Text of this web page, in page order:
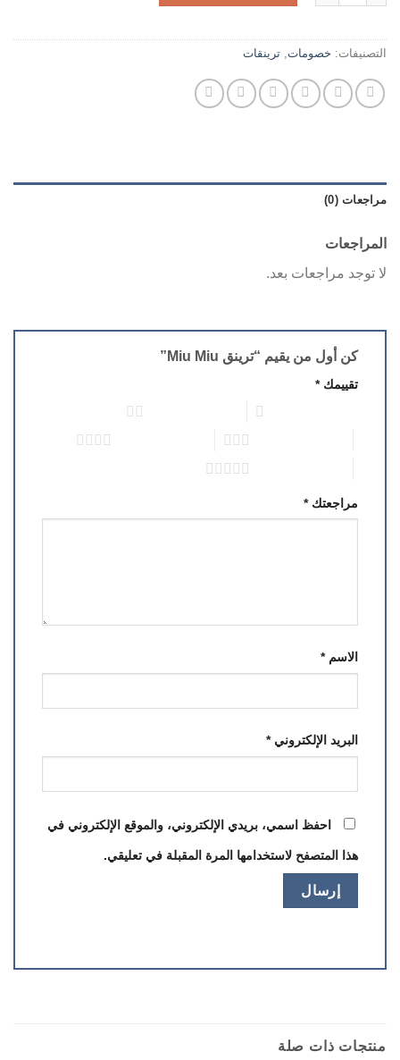
التصنيفات: خصومات, ترينقات
مراجعات (0)
المراجعات
لا توجد مراجعات بعد.
كن أول من يقيم “ترينق Miu Miu”
تقييمك*
مراجعتك*
الاسم*
البريد الإلكتروني*
احفظ اسمي، بريدي الإلكتروني، والموقع الإلكتروني في
هذا المتصفح لاستخدامها المرة المقبلة في تعليقي.
منتجات ذات صلة